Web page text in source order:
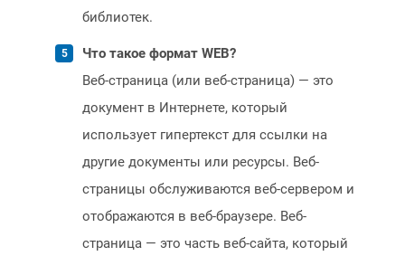
библиотек.
Что такое формат WEB?
Веб-страница (или веб-страница) — это
документ в Интернете, который
использует гипертекст для ссылки на
другие документы или ресурсы. Веб-
страницы обслуживаются веб-сервером и
отображаются в веб-браузере. Веб-
страница — это часть веб-сайта, который